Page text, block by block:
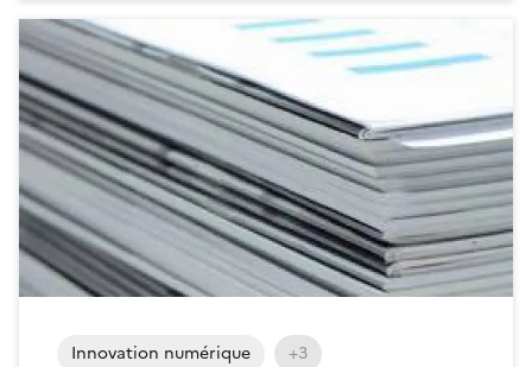
Innovation numérique +3